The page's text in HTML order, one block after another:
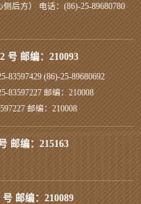
后方） 电话：(86)-25-89680780
号 邮编：210093
(86)-25-89680692
83597227 邮编：210008
邮编：210008
邮编：215163
邮编：210089